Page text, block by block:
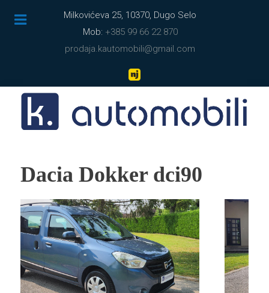
Milkovićeva 25, 10370, Dugo Selo
Mob: +385 99 66 22 870
prodaja.kautomobili@gmail.com
Dacia Dokker dci90